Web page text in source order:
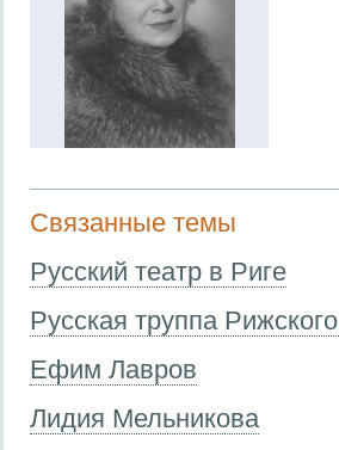
Связанные темы
Русский театр в Риге
Русская труппа
Ефим Лавров
Лидия Мельникова